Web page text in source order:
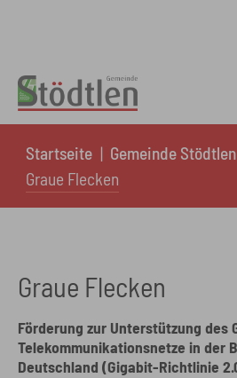
Startseite Gemeinde Stödtlen
Graue Flecken
Graue Flecken
Förderung zur Unterstützung des
Telekommunikationsnetze in der
Deutschland (Gigabit-Richtlinie